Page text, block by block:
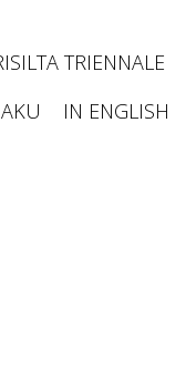
TRIENNALE
IN ENGLISH